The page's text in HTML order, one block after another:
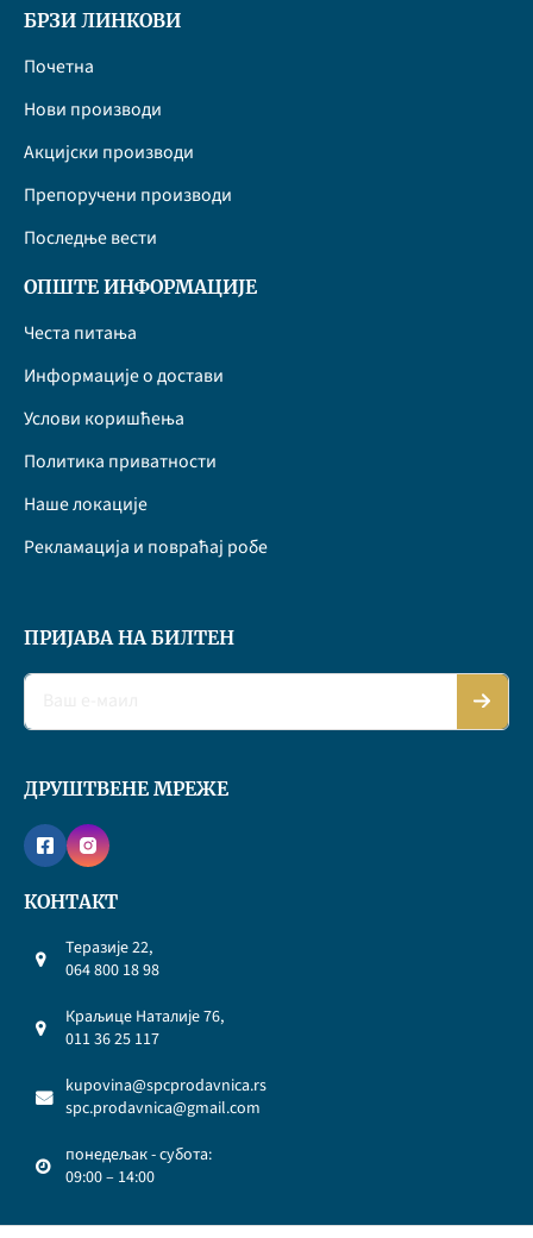
БРЗИ ЛИНКОВИ
Почетна
Нови производи
Акцијски производи
Препоручени производи
Последње вести
ОПШТЕ ИНФОРМАЦИЈЕ
Честа питања
Информације о достави
Услови коришћења
Политика приватности
Наше локације
Рекламација и повраћај робе
ПРИЈАВА НА БИЛТЕН
ДРУШТВЕНЕ МРЕЖЕ
КОНТАКТ
Теразије 22,
064 800 18 98
Краљице Наталије 76,
011 36 25 117
kupovina@spcprodavnica.rs
spc.prodavnica@gmail.com
понедељак - субота:
09:00 – 14:00